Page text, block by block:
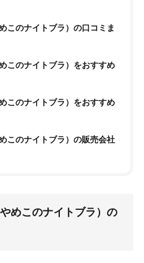
このナイトブラ）の口コミま
このナイトブラ）をおすすめ
このナイトブラ）をおすすめ
このナイトブラ）の販売会社
めこのナイトブラ）の